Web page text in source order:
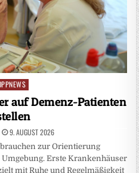
auf Demenz-Patienten
9. AUGUST 2026
zur Orientierung
Erste Krankenhäuser
mit Ruhe und Regelmäßigkeit